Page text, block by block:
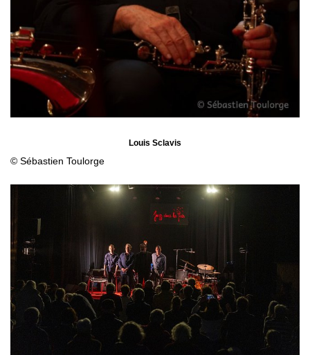
Louis Sclavis
© Sébastien Toulorge